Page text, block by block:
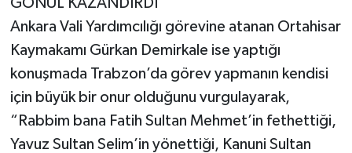
Ankara Vali Yardımcılığı görevine atanan Ortahisar
Kaymakamı Gürkan Demirkale ise yaptığı
konuşmada Trabzon’da görev yapmanın kendisi
için büyük bir onur olduğunu vurgulayarak,
“Rabbim bana Fatih Sultan Mehmet’in fethettiği,
Yavuz Sultan Selim’in yönettiği, Kanuni Sultan